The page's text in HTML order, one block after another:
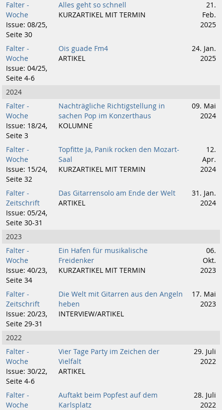
Falter -
Woche
Issue: 08/25,
Seite 30
Alles geht so schnell
KURZARTIKEL MIT TERMIN
21.
Feb.
2025
Falter -
Woche
Issue: 04/25,
Seite 4-6
Ois guade Fm4
ARTIKEL
24. Jan.
2025
2024
Falter -
Woche
Issue: 18/24,
Seite 3
Nachträgliche Richtigstellung in
sachen Pop im Konzerthaus
KOLUMNE
09. Mai
2024
Falter -
Woche
Issue: 15/24,
Seite 32
Topfitte Ja, Panik rocken den Mozart-
Saal
KURZARTIKEL MIT TERMIN
12.
Apr.
2024
Falter -
Zeitschrift
Issue: 05/24,
Seite 30-31
Das Gitarrensolo am Ende der Welt
ARTIKEL
31. Jan.
2024
2023
Falter -
Woche
Issue: 40/23,
Seite 34
Ein Hafen für musikalische
Freidenker
KURZARTIKEL MIT TERMIN
06.
Okt.
2023
Falter -
Zeitschrift
Issue: 20/23,
Seite 29-31
Die Welt mit Gitarren aus den Angeln
heben
INTERVIEW/ARTIKEL
17. Mai
2023
2022
Falter -
Woche
Issue: 30/22,
Seite 4-6
Vier Tage Party im Zeichen der
Vielfalt
ARTIKEL
29. Juli
2022
Falter -
Woche
Auftakt beim Popfest auf dem
Karlsplatz
28. Juli
2022